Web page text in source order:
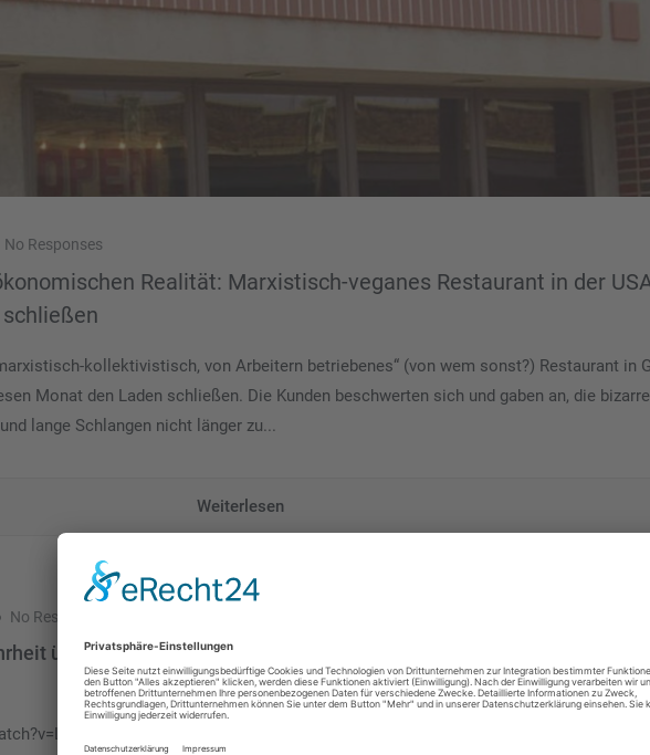
No Responses
Realität: Marxistisch-veganes Restaurant in der
kollektivistisch, von Arbeitern betriebenes“ (von wem sonst?) Restaurant in
Monat den Laden schließen. Die Kunden beschwerten sich und gaben an, die
lange Schlangen nicht länger zu...
Weiterlesen
No Responses
über